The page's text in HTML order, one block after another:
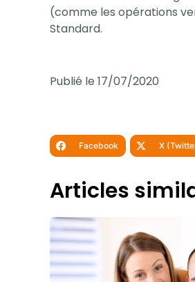
(comme les opérations
Standard.
Publié le 17/07/2020
Facebook X
Articles